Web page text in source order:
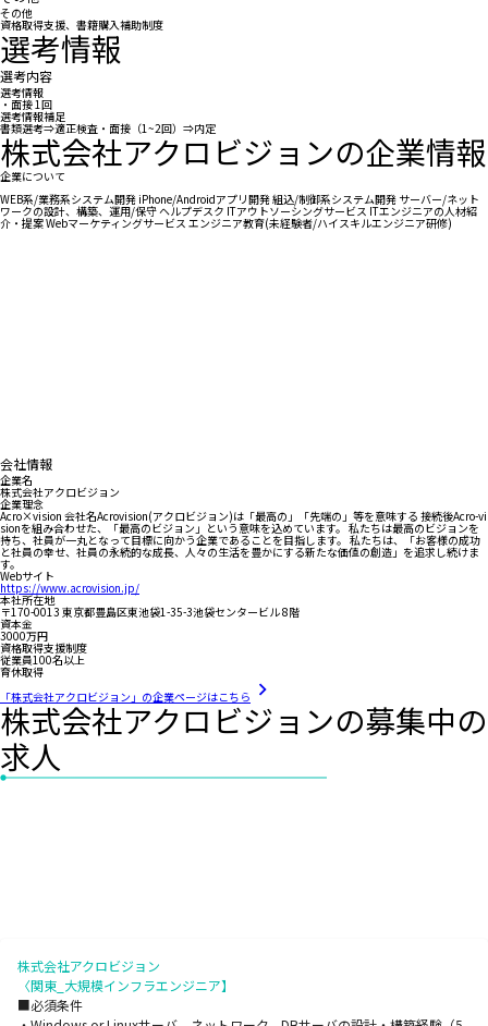
その他
資格取得支援、書籍購入補助制度
選考情報
選考内容
選考情報
・面接 1回
選考情報補足
書類選考⇒適正検査・面接（1~2回）⇒内定
株式会社アクロビジョンの企業情報
企業について
WEB系/業務系システム開発 iPhone/Androidアプリ開発 組込/制御系システム開発 サーバー/ネット
ワークの設計、構築、運用/保守 ヘルプデスク ITアウトソーシングサービス ITエンジニアの人材紹
介・提案 Webマーケティングサービス エンジニア教育(未経験者/ハイスキルエンジニア研修)
会社情報
企業名
株式会社アクロビジョン
企業理念
Acro×vision 会社名Acrovision(アクロビジョン)は「最高の」「先端の」等を意味する 接続後Acro-vi
sionを組み合わせた、「最高のビジョン」という意味を込めています。 私たちは最高のビジョンを
持ち、社員が一丸となって目標に向かう企業であることを目指します。 私たちは、「お客様の成功
と社員の幸せ、社員の永続的な成長、人々の生活を豊かにする新たな価値の創造」を追求し続けま
す。
Webサイト
https://www.acrovision.jp/
本社所在地
〒170-0013 東京都豊島区東池袋1-35-3池袋センタービル 8階
資本金
3000万円
資格取得支援制度
従業員100名以上
育休取得
「株式会社アクロビジョン」の企業ページはこちら
株式会社アクロビジョンの募集中の
求人
株式会社アクロビジョン
〈関東_大規模インフラエンジニア】
■必須条件